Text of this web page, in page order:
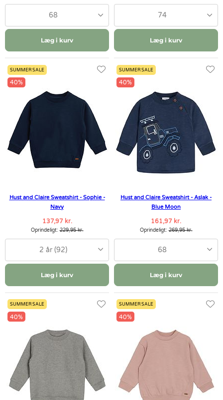
68
Læg i kurv
74
Læg i kurv
SUMMER SALE
40%
Hust and Claire Sweatshirt - Sophie -
Navy
137,97 kr.
Oprindeligt:229,95 kr.
2 år (92)
Læg i kurv
SUMMER SALE
40%
Hust and Claire Sweatshirt - Aslak -
Blue Moon
161,97 kr.
Oprindeligt:269,95 kr.
68
Læg i kurv
SUMMER SALE
40%
SUMMER SALE
40%